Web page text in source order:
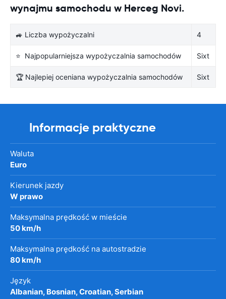
wynajmu samochodu w Herceg Novi.
🚙 Liczba wypożyczalni 4
⭐ Najpopularniejsza wypożyczalnia samochodów Sixt
🏆 Najlepiej oceniana wypożyczalnia samochodów Sixt
Informacje praktyczne
Waluta
Euro
Kierunek jazdy
W prawo
Maksymalna prędkość w mieście
50 km/h
Maksymalna prędkość na autostradzie
80 km/h
Język
Albanian, Bosnian, Croatian, Serbian